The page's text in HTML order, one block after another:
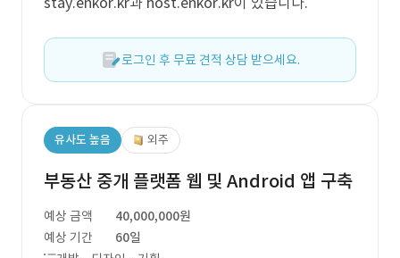
로그인 후 무료 견적 상담 받으세요.
유사도 높음 외주
부동산 중개 플랫폼 웹 및 Android 앱 구축
예상 금액
40,000,000원
예상 기간
60일